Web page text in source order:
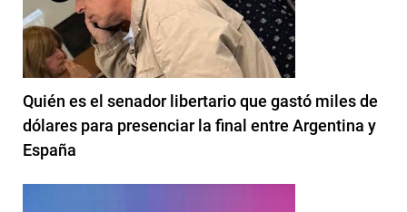
Quién es el senador libertario que gastó miles de
dólares para presenciar la final entre Argentina y
España